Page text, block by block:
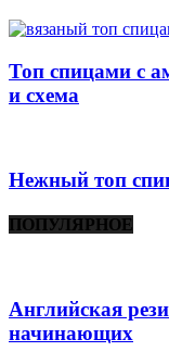
Топ спицами с
и схема
Нежный топ
ПОПУЛЯРНОЕ
Английская
начинающих